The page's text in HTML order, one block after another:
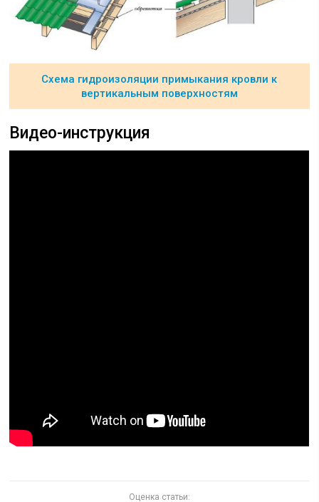
Схема гидроизоляции примыкания кровли к
вертикальным поверхностям
Видео-инструкция
Оценка статьи: